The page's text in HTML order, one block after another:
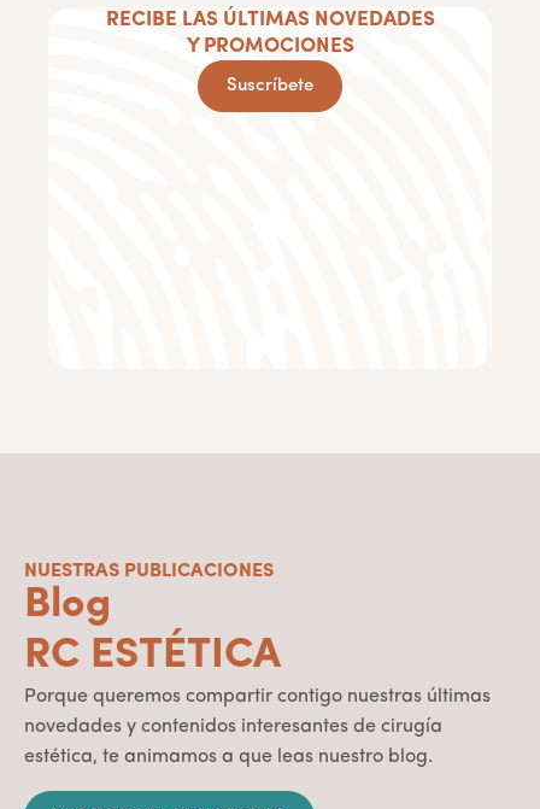
RECIBE LAS ÚLTIMAS NOVEDADES
Y PROMOCIONES
Suscríbete
NUESTRAS PUBLICACIONES
Blog
RC ESTÉTICA
Porque queremos compartir contigo nuestras últimas
novedades y contenidos interesantes de cirugía
estética, te animamos a que leas nuestro blog.